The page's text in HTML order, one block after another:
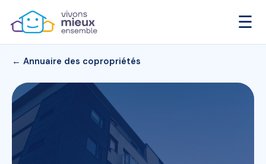
☰
← Annuaire des copropriétés